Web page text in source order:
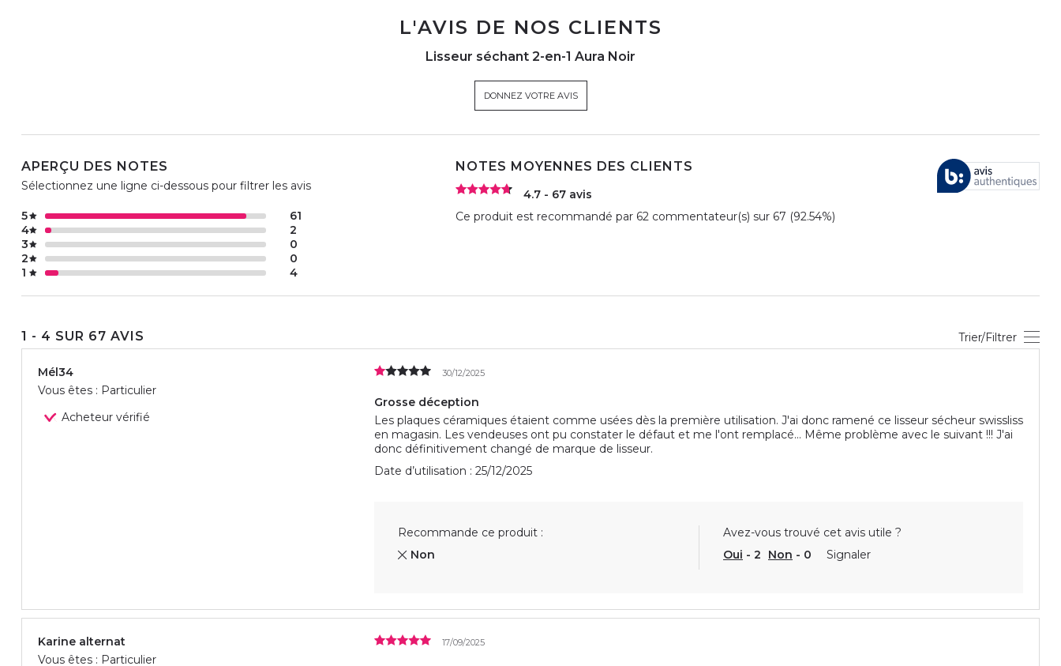
L'AVIS DE NOS CLIENTS
Lisseur séchant 2-en-1 Aura Noir
DONNEZ VOTRE AVIS
APERÇU DES NOTES
Sélectionnez une ligne ci-dessous pour filtrer les avis
1 4
2 0
3 0
4 2
5 61
NOTES MOYENNES DES CLIENTS
4.7 - 67 avis
Ce produit est recommandé par 62 commentateur(s) sur 67 (92.54%)
1 - 4 SUR 67 AVIS Trier/Filtrer
Mél34
Vous êtes : Particulier
Acheteur vérifié
30/12/2025
Grosse déception
Les plaques céramiques étaient comme usées dès la première utilisation. J'ai donc ramené ce lisseur sécheur swissliss
en magasin. Les vendeuses ont pu constater le défaut et me l'ont remplacé... Même problème avec le suivant !!! J'ai
donc définitivement changé de marque de lisseur.
Date d’utilisation : 25/12/2025
Recommande ce produit :
Non
Avez-vous trouvé cet avis utile ?
Oui - 2 Non - 0 Signaler
Karine alternat
Vous êtes : Particulier
17/09/2025